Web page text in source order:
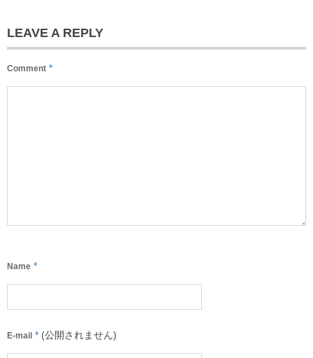
LEAVE A REPLY
Comment *
Name *
E-mail * (公開されません)